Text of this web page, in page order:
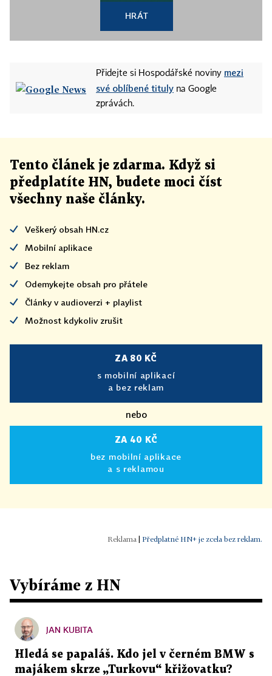
HRÁT
Přidejte si Hospodářské noviny mezi
své oblíbené tituly na Google
zprávách.
Tento článek je zdarma. Když si
předplatíte HN, budete moci číst
všechny naše články.
Veškerý obsah HN.cz
Mobilní aplikace
Bez reklam
Odemykejte obsah pro přátele
Články v audioverzi + playlist
Možnost kdykoliv zrušit
ZA 80 KČ
s mobilní aplikací
a bez reklam
nebo
ZA 40 KČ
bez mobilní aplikace
a s reklamou
Předplatné HN+ je zcela bez reklam.
Vybíráme z HN
JAN KUBITA
Hledá se papaláš. Kdo jel v černém BMW s
majákem skrze „Turkovu“ křižovatku?